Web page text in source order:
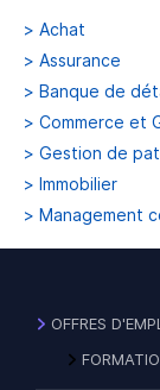
> Achat
> Assurance
> Banque de
> Commerce et
> Gestion de
> Immobilier
> Management
OFFRES